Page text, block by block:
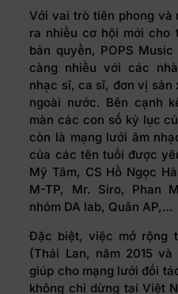
Với vai trò tiên phong và
ra nhiều cơ hội mới cho
bản quyền, POPS
càng nhiều với các
nhạc sĩ, ca sĩ, đơn vị sản
ngoài nước. Bên cạnh
màn các con số kỷ lục
còn là mạng lưới âm
của các tên tuổi được
Mỹ Tâm, CS Hồ Ngọc
M-TP, Mr. Siro, Phan
nhóm DA lab, Quân AP,…
Đặc biệt, việc mở rộng
(Thái Lan, năm 2015 và
giúp cho mạng lưới đối
không chỉ dừng tại Việt